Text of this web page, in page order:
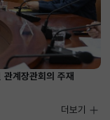
계장관회의 주재
더보기